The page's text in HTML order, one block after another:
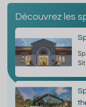
Découvrez les